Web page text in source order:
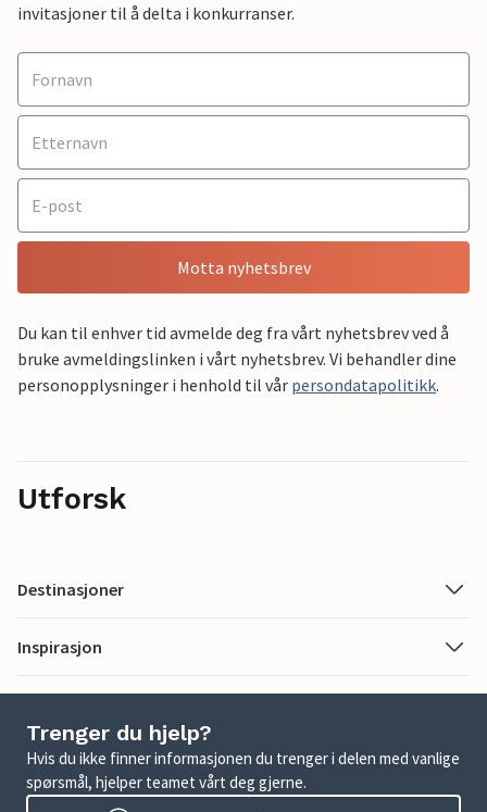
invitasjoner til å delta i konkurranser.
Motta nyhetsbrev
Du kan til enhver tid avmelde deg fra vårt nyhetsbrev ved å
bruke avmeldingslinken i vårt nyhetsbrev. Vi behandler dine
personopplysninger i henhold til vår persondatapolitikk.
Utforsk
Destinasjoner
Inspirasjon
Trenger du hjelp?
Hvis du ikke finner informasjonen du trenger i delen med vanlige
spørsmål, hjelper teamet vårt deg gjerne.